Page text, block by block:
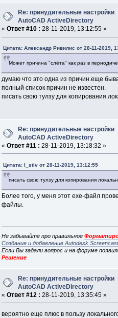
Re: принудительные настройки
AutoCAD ActiveDirectory
« Ответ #10 : 28-11-2019, 13:12:55 »
Цитата: Александр Ривилис от 28-11-2019,
Может причина "слёта" как раз в
думаю что это одна из причин.еще
полный список причин не известен.
писать свою тулзу для копирования
Re: принудительные настройки
AutoCAD ActiveDirectory
« Ответ #11 : 28-11-2019, 13:18:32 »
Цитата: I_stiv от 28-11-2019, 13:12:55
писать свою тулзу для копирования
Более того, у меня этот exe-файл
файлы.
Не забывайте про правильное
Создание и добавление Autodesk
Если Вы задали вопрос и на форуме
Решение
Re: принудительные настройки
AutoCAD ActiveDirectory
« Ответ #12 : 28-11-2019, 13:35:45 »
вероятно еще плюс в пользу